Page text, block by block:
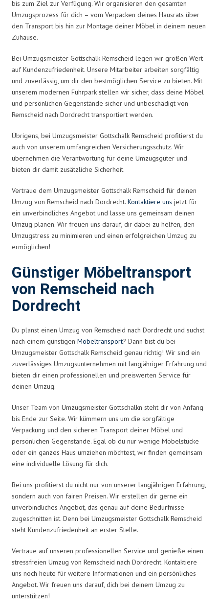
bis zum Ziel zur Verfügung. Wir organisieren den gesamten
Umzugsprozess für dich – vom Verpacken deines Hausrats über
den Transport bis hin zur Montage deiner Möbel in deinem neuen
Zuhause.
Bei Umzugsmeister Gottschalk Remscheid legen wir großen Wert
auf Kundenzufriedenheit. Unsere Mitarbeiter arbeiten sorgfältig
und zuverlässig, um dir den bestmöglichen Service zu bieten. Mit
unserem modernen Fuhrpark stellen wir sicher, dass deine Möbel
und persönlichen Gegenstände sicher und unbeschädigt von
Remscheid nach Dordrecht transportiert werden.
Übrigens, bei Umzugsmeister Gottschalk Remscheid profitierst du
auch von unserem umfangreichen Versicherungsschutz. Wir
übernehmen die Verantwortung für deine Umzugsgüter und
bieten dir damit zusätzliche Sicherheit.
Vertraue dem Umzugsmeister Gottschalk Remscheid für deinen
Umzug von Remscheid nach Dordrecht. Kontaktiere uns jetzt für
ein unverbindliches Angebot und lasse uns gemeinsam deinen
Umzug planen. Wir freuen uns darauf, dir dabei zu helfen, den
Umzugstress zu minimieren und einen erfolgreichen Umzug zu
ermöglichen!
Günstiger Möbeltransport
von Remscheid nach
Dordrecht
Du planst einen Umzug von Remscheid nach Dordrecht und suchst
nach einem günstigen Möbeltransport? Dann bist du bei
Umzugsmeister Gottschalk Remscheid genau richtig! Wir sind ein
zuverlässiges Umzugsunternehmen mit langjähriger Erfahrung und
bieten dir einen professionellen und preiswerten Service für
deinen Umzug.
Unser Team von Umzugsmeister Gottschalkn steht dir von Anfang
bis Ende zur Seite. Wir kümmern uns um die sorgfältige
Verpackung und den sicheren Transport deiner Möbel und
persönlichen Gegenstände. Egal ob du nur wenige Möbelstücke
oder ein ganzes Haus umziehen möchtest, wir finden gemeinsam
eine individuelle Lösung für dich.
Bei uns profitierst du nicht nur von unserer langjährigen Erfahrung,
sondern auch von fairen Preisen. Wir erstellen dir gerne ein
unverbindliches Angebot, das genau auf deine Bedürfnisse
zugeschnitten ist. Denn bei Umzugsmeister Gottschalk Remscheid
steht Kundenzufriedenheit an erster Stelle.
Vertraue auf unseren professionellen Service und genieße einen
stressfreien Umzug von Remscheid nach Dordrecht. Kontaktiere
uns noch heute für weitere Informationen und ein persönliches
Angebot. Wir freuen uns darauf, dich bei deinem Umzug zu
unterstützen!